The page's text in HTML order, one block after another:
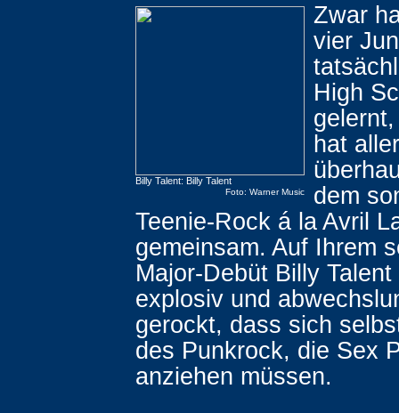
Billy Talent: Billy Talent
Foto: Warner Music
Zwar
vier
High
hat
dem
Teenie-Rock á la Avril
gemeinsam. Auf Ihrem
Major-Debüt Billy
explosiv und
gerockt, dass sich
des Punkrock, die Sex
anziehen müssen.